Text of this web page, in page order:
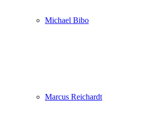
Michael Bibo
Marcus Reichardt